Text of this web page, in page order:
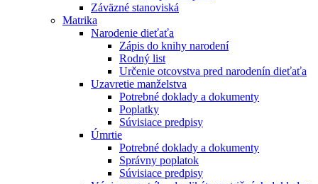
Záväzné stanoviská
Matrika
Narodenie dieťaťa
Zápis do knihy narodení
Rodný list
Určenie otcovstva pred narodenín dieťaťa
Uzavretie manželstva
Potrebné doklady a dokumenty
Poplatky
Súvisiace predpisy
Úmrtie
Potrebné doklady a dokumenty
Správny poplatok
Súvisiace predpisy